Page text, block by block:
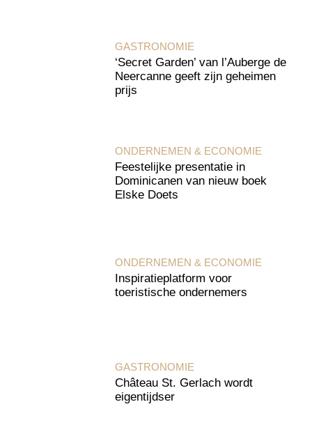
GASTRONOMIE
‘Secret Garden’ van l’Auberge de
Neercanne geeft zijn geheimen
prijs
ONDERNEMEN & ECONOMIE
Feestelijke presentatie in
Dominicanen van nieuw boek
Elske Doets
ONDERNEMEN & ECONOMIE
Inspiratieplatform voor
toeristische ondernemers
GASTRONOMIE
Château St. Gerlach wordt
eigentijdser